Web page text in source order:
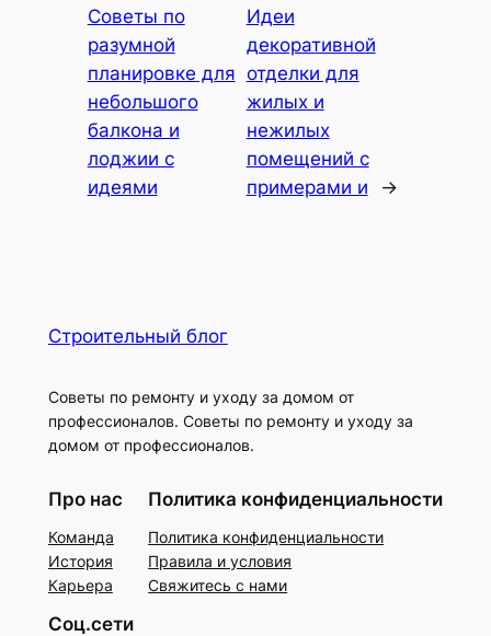
Советы по
разумной
планировке для
небольшого
балкона и
лоджии с
идеями
Идеи
декоративной
отделки для
жилых и
нежилых
помещений с
примерами и
→
Строительный блог
Советы по ремонту и уходу за домом от
профессионалов. Советы по ремонту и уходу за
домом от профессионалов.
Про нас
Команда
История
Карьера
Политика конфиденциальности
Политика конфиденциальности
Правила и условия
Свяжитесь с нами
Соц.сети